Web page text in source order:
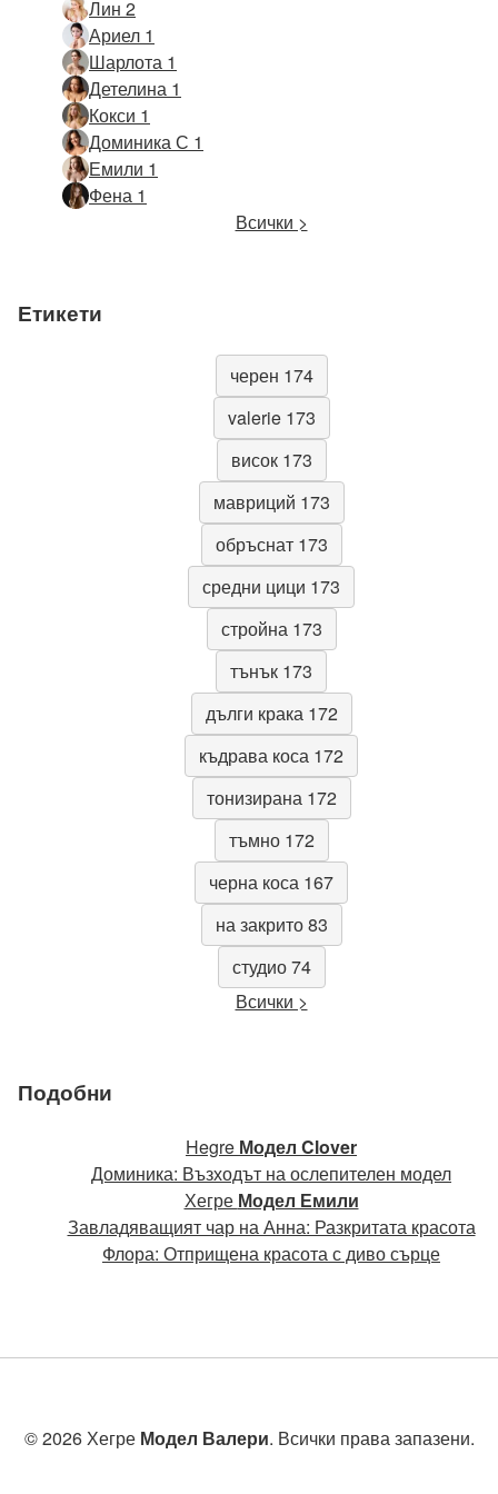
Лин 2
Ариел 1
Шарлота 1
Детелина 1
Кокси 1
Доминика С 1
Емили 1
Фена 1
Всички >
Етикети
черен 174
valerie 173
висок 173
мавриций 173
обръснат 173
средни цици 173
стройна 173
тънък 173
дълги крака 172
къдрава коса 172
тонизирана 172
тъмно 172
черна коса 167
на закрито 83
студио 74
Всички >
Подобни
Hegre Модел Clover
Доминика: Възходът на ослепителен модел
Хегре Модел Емили
Завладяващият чар на Анна: Разкритата красота
Флора: Отприщена красота с диво сърце
© 2026 Хегре Модел Валери. Всички права запазени.